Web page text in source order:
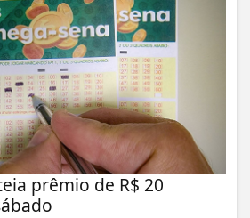
prêmio de R$ 20